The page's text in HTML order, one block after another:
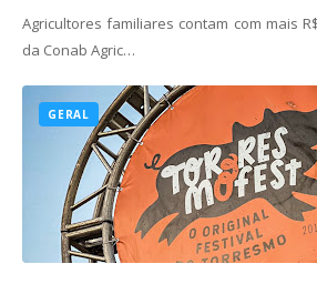
Agricultores familiares contam com mais
da Conab Agric…
GERAL